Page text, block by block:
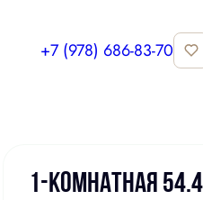
+7 (978) 686-83-70
1-комнатная